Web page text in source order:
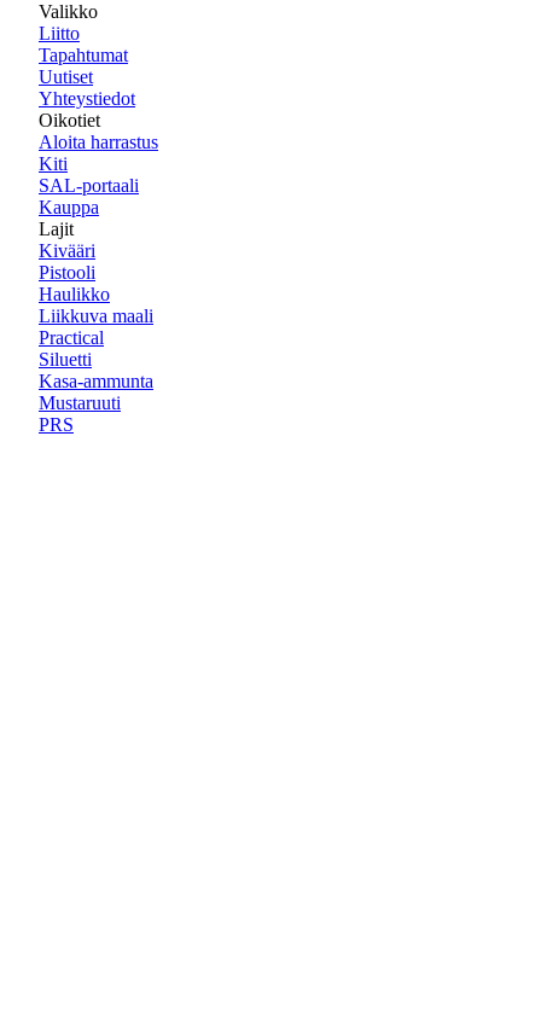
Valikko
Liitto
Tapahtumat
Uutiset
Yhteystiedot
Oikotiet
Aloita harrastus
Kiti
SAL-portaali
Kauppa
Lajit
Kivääri
Pistooli
Haulikko
Liikkuva maali
Practical
Siluetti
Kasa-ammunta
Mustaruuti
PRS